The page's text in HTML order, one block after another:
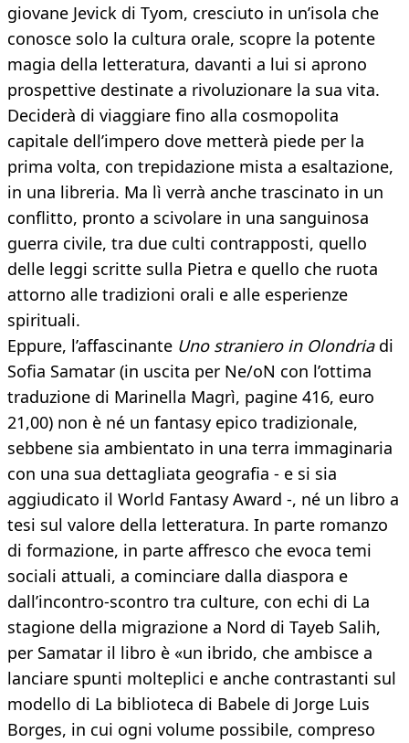
giovane Jevick di Tyom, cresciuto in un’isola che
conosce solo la cultura orale, scopre la potente
magia della letteratura, davanti a lui si aprono
prospettive destinate a rivoluzionare la sua vita.
Deciderà di viaggiare fino alla cosmopolita
capitale dell’impero dove metterà piede per la
prima volta, con trepidazione mista a esaltazione,
in una libreria. Ma lì verrà anche trascinato in un
conflitto, pronto a scivolare in una sanguinosa
guerra civile, tra due culti contrapposti, quello
delle leggi scritte sulla Pietra e quello che ruota
attorno alle tradizioni orali e alle esperienze
spirituali.
Eppure, l’affascinante Uno straniero in Olondriadi
Sofia Samatar (in uscita per Ne/oN con l’ottima
traduzione di Marinella Magrì, pagine 416, euro
21,00) non è né un fantasy epico tradizionale,
sebbene sia ambientato in una terra immaginaria
con una sua dettagliata geografia - e si sia
aggiudicato il World Fantasy Award -, né un libro a
tesi sul valore della letteratura. In parte romanzo
di formazione, in parte affresco che evoca temi
sociali attuali, a cominciare dalla diaspora e
dall’incontro-scontro tra culture, con echi di La
stagione della migrazione a Nord di Tayeb Salih,
per Samatar il libro è «un ibrido, che ambisce a
lanciare spunti molteplici e anche contrastanti sul
modello di La biblioteca di Babele di Jorge Luis
Borges, in cui ogni volume possibile, compreso